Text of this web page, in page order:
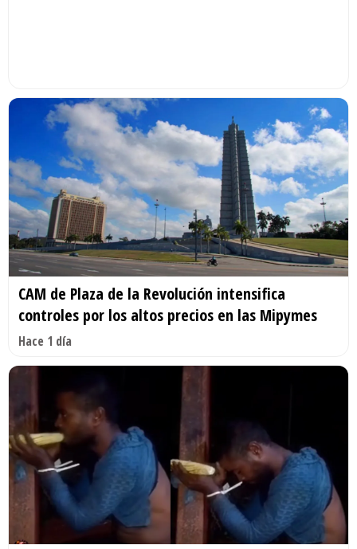
CAM de Plaza de la Revolución intensifica
controles por los altos precios en las Mipymes
Hace 1 día